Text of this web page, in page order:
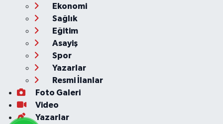
Ekonomi
Sağlık
Eğitim
Asayiş
Spor
Yazarlar
Resmi İlanlar
Foto Galeri
Video
Yazarlar